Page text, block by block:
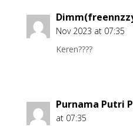
Nov 2023 at 07:35
Keren????
Purnama Putri
at 07:35